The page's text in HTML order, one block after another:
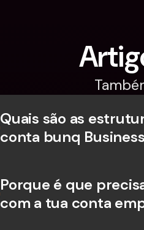
Quais são as
conta bunq
Porque é que
com a tua conta